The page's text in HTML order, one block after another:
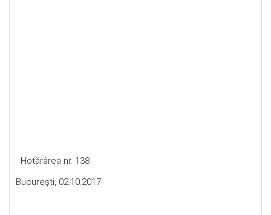
Hotărârea nr. 138
Bucureşti, 02.10.2017